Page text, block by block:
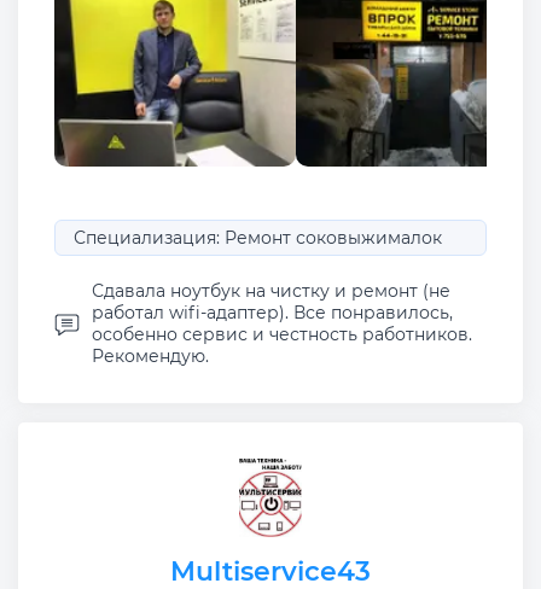
Специализация: Ремонт соковыжималок
Сдавала ноутбук на чистку и ремонт (не
работал wifi-адаптер). Все понравилось,
особенно сервис и честность работников.
Рекомендую.
Multiservice43